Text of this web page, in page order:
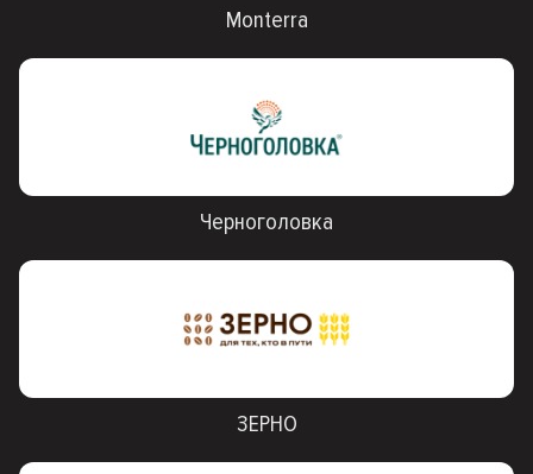
Monterra
Черноголовка
ЗЕРНО